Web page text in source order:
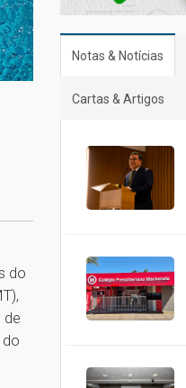
do
de
Notas & Notícias
Cartas & Artigos